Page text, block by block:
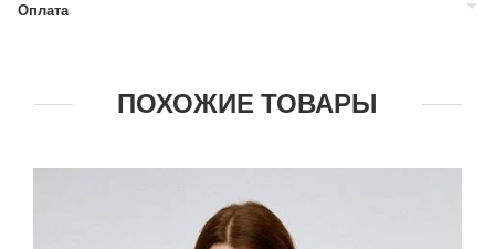
Оплата
ПОХОЖИЕ ТОВАРЫ